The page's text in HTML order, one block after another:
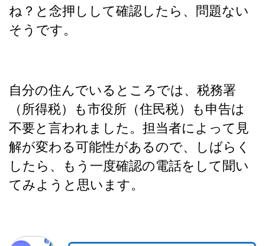
ね？と念押しして確認したら、問題ない
そうです。
自分の住んでいるところでは、税務署
（所得税）も市役所（住民税）も申告は
不要と言われました。担当者によって見
解が変わる可能性があるので、しばらく
したら、もう一度確認の電話をして聞い
てみようと思います。